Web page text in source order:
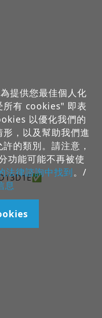
提供您最佳個人化
所有 cookies" 即表
以優化我們的
，以及幫助我們進
的類別。請注意，
功能可能不再被使
法律諮詢中找到。/
息